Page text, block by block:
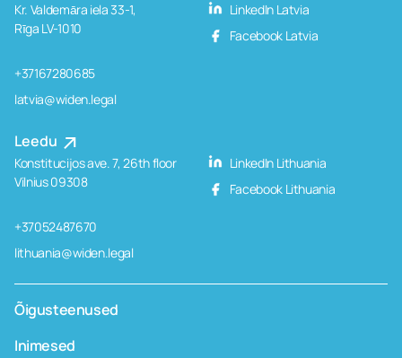
Kr. Valdemāra iela 33-1,
Rīga LV-1010
+37167280685
latvia@widen.legal
LinkedIn Latvia
Facebook Latvia
Leedu
Konstitucijos ave. 7, 26th floor
Vilnius 09308
+37052487670
lithuania@widen.legal
LinkedIn Lithuania
Facebook Lithuania
Õigusteenused
Inimesed